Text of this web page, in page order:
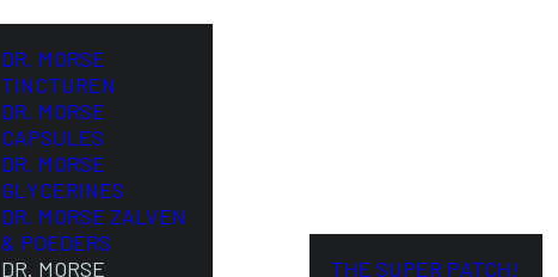
DR. MORSE
TINCTUREN
DR. MORSE
CAPSULES
DR. MORSE
GLYCERINES
DR. MORSE ZALVEN
& POEDERS
DR. MORSE
THE SUPER PATCH!